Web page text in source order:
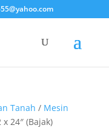
Tanah / Mesin
24″ (Bajak)